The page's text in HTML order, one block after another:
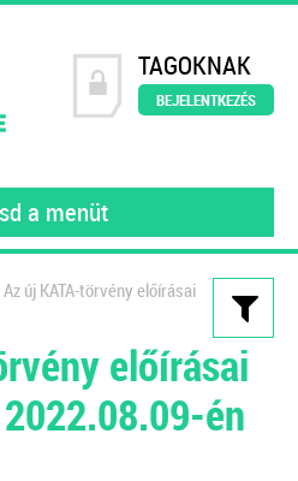
TAGOKNAK
BEJELENTKEZÉS
a menüt
200 könyvelői kérdés – 200
szakértői válasz
Az új KATA-törvény előírásai
előírásai
én